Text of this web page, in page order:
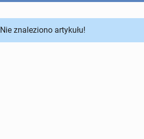
Nie znaleziono artykułu!